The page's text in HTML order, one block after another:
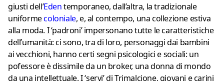
giusti dell’Edentemporaneo, dall’altra, la tradizionale
uniformecoloniale, e, al contempo, una collezione estiva
alla moda. I ‘padroni’ impersonano tutte le caratteristiche
dell’umanità: ci sono, tra di loro, personaggi dai bambini
ai vecchioni, hanno certi segni psicologici e sociali: un
pofessore è dissimile da un broker, una donna di mondo
da una intellettuale. I ‘servi’ di Trimalcione, giovani e carini